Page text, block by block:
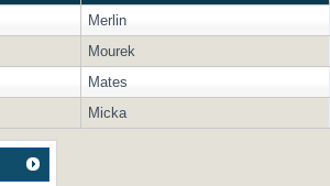
Merlin
Mourek
Mates
Micka